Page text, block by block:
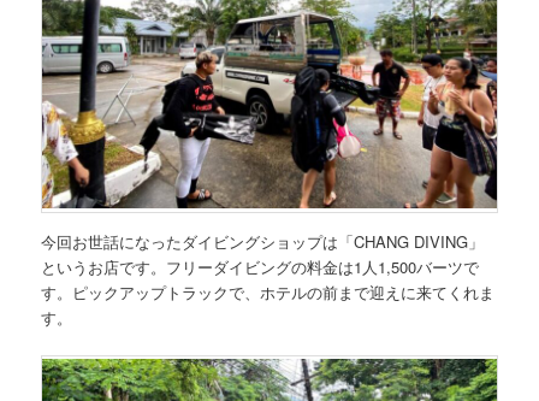
今回お世話になったダイビングショップは 「CHANG DIVING」
というお店です。 フリーダイビングの料金は1人1,500バーツで
す。ピックアップトラックで、ホテルの前まで迎えに来てくれま
す。